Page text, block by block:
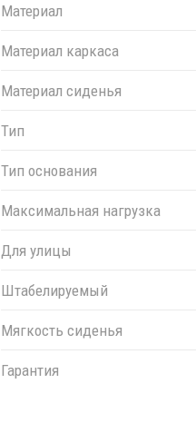
Материал
Материал каркаса
Материал сиденья
Тип
Тип основания
Максимальная нагрузка
Для улицы
Штабелируемый
Мягкость сиденья
Гарантия